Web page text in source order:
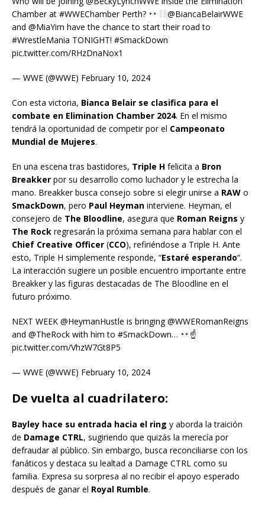
Chamber at #WWEChamber Perth?
@BiancaBelairWWE
and @MiaYim have the chance to start their road to
#WrestleMania TONIGHT! #SmackDown
pic.twitter.com/RHzDnaNox1
— WWE (@WWE) February 10, 2024
Con esta victoria, Bianca Belair se clasifica para el
combate en Elimination Chamber 2024. En el mismo
tendrá la oportunidad de competir por el Campeonato
Mundial de Mujeres.
En una escena tras bastidores, Triple H felicita a Bron
Breakker por su desarrollo como luchador y le estrecha la
mano. Breakker busca consejo sobre si elegir unirse a RAW o
SmackDown, pero Paul Heyman interviene. Heyman, el
consejero de The Bloodline, asegura que Roman Reigns y
The Rock regresarán la próxima semana para hablar con el
Chief Creative Officer (CCO), refiriéndose a Triple H. Ante
esto, Triple H simplemente responde, “Estaré esperando“.
La interacción sugiere un posible encuentro importante entre
Breakker y las figuras destacadas de The Bloodline en el
futuro próximo.
NEXT WEEK @HeymanHustle is bringing @WWERomanReigns
and @TheRock with him to #SmackDown…
☝
pic.twitter.com/VhzW7Gt8P5
— WWE (@WWE) February 10, 2024
De vuelta al cuadrilatero:
Bayley hace su entrada hacia el ring y aborda la traición
de Damage CTRL, sugiriendo que quizás la merecía por
defraudar al público. Sin embargo, busca reconciliarse con los
fanáticos y destaca su lealtad a Damage CTRL como su
familia. Expresa su sorpresa al no recibir el apoyo esperado
después de ganar el Royal Rumble.